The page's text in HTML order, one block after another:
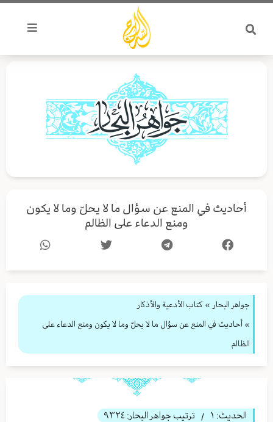
تخطي
المحتوى
أحاديث في المنع عن سؤال ما لا يحلّ وما لا يكون
ومنع الدعاء على الظالم
جواهر البحار » كتاب الأدعية والأذكار
» أحاديث في المنع عن سؤال ما لا يحلّ وما لا يكون ومنع الدعاء على
الظالم
الحديث: ١ / ترتيب جواهر البحار: ٩٣٢٤